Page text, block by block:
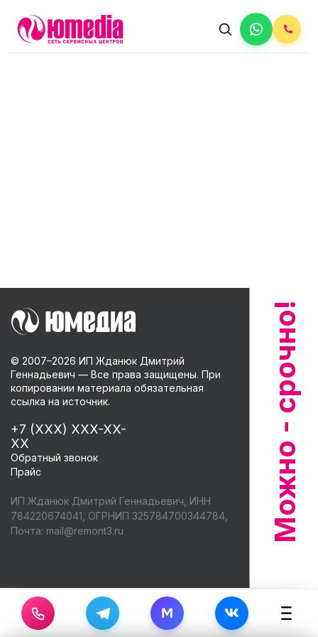
© 2007–2026 ИП Жданюк Дмитрий
Геннадьевич — Все права защищены. При
копировании материала обязательная
ссылка на источник.
+7 (XXX) XXX-XX-
XX
Обратный звонок
Прайс
ИП Жданюк Дмитрий Геннадьевич, ИНН
784220674041, ОГРНИП 325784700344784,
Почта: mail@remont3.ru
M